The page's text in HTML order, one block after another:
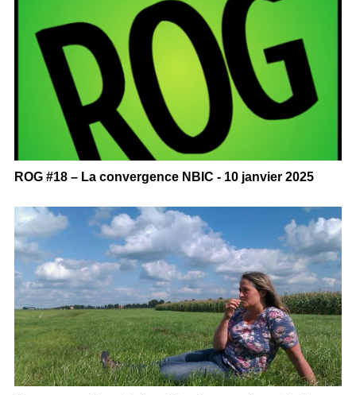
ROG #18 – La convergence NBIC - 10 janvier 2025